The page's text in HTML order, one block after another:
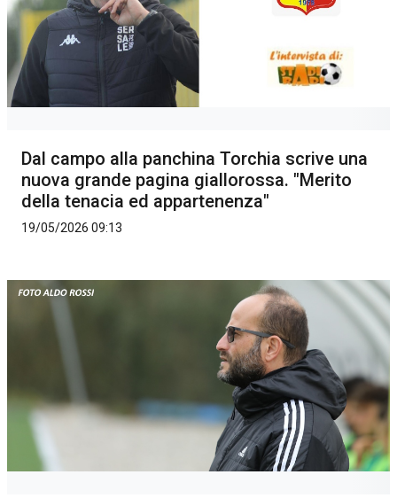
Dal campo alla panchina Torchia scrive una
nuova grande pagina giallorossa. "Merito
della tenacia ed appartenenza"
19/05/2026 09:13